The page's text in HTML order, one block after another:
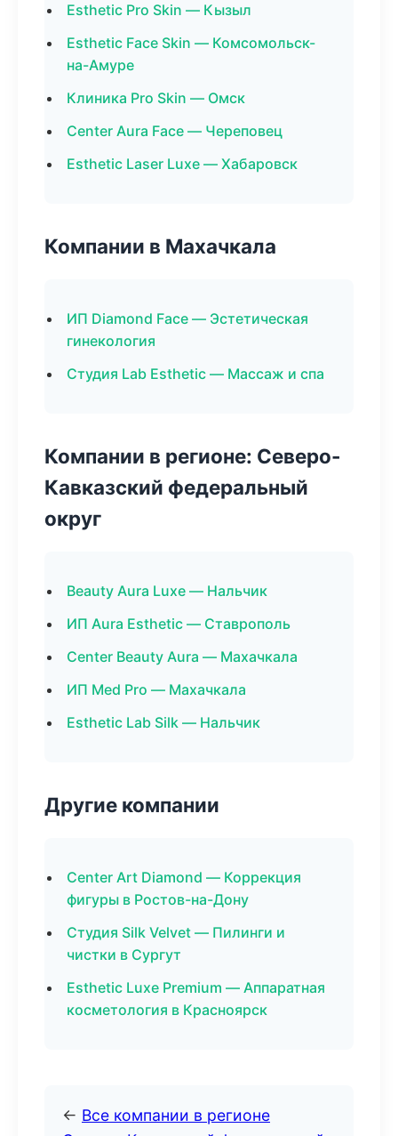
Esthetic Pro Skin — Кызыл
Esthetic Face Skin — Комсомольск-
на-Амуре
Клиника Pro Skin — Омск
Center Aura Face — Череповец
Esthetic Laser Luxe — Хабаровск
Компании в Махачкала
ИП Diamond Face — Эстетическая
гинекология
Студия Lab Esthetic — Массаж и спа
Компании в регионе: Северо-
Кавказский федеральный
округ
Beauty Aura Luxe — Нальчик
ИП Aura Esthetic — Ставрополь
Center Beauty Aura — Махачкала
ИП Med Pro — Махачкала
Esthetic Lab Silk — Нальчик
Другие компании
Center Art Diamond — Коррекция
фигуры в Ростов-на-Дону
Студия Silk Velvet — Пилинги и
чистки в Сургут
Esthetic Luxe Premium — Аппаратная
косметология в Красноярск
← Все компании в регионе